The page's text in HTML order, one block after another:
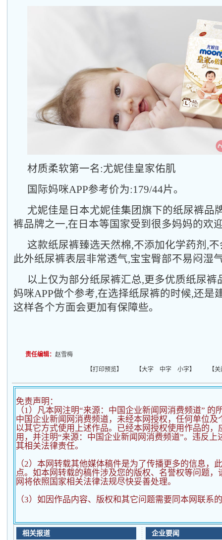
材质柔软第一名:尤妮佳皇家佑肌
国际妈咪APP参考价为:179/44片。
尤妮佳是日本尤妮佳集团旗下的纸尿裤品
裤品牌之一,在日本等国家受到很多妈妈的欢
这款纸尿裤臻选天然棉,不添加化学药剂,
此外纸尿裤表层非常透气,宝宝臀部不易闷湿
以上仅为部分纸尿裤汇总,更多优质纸尿裤
妈咪APP做个参考,在选择纸尿裤的时候,还是
这样各个方面会更加有保障些。
责任编辑： 赵雪梅
【打印预览】 【大字 中字 小字】 【关
免责声明：
（1）凡本网注明“来源：中国企业新闻网消费频道” 的
中国企业新闻网消费频道，未经本网授权，任何单位及
以其它方式使用上述作品。已经本网授权使用作品的，
用，并注明“来源：中国企业新闻网消费频道”。违反上
其相关法律责任。
（2） 本网转载其他媒体稿件是为了传播更多的信息，
点。如本网转载的稿件涉及您的版权、名誉权等问题，
网将依照国家相关法律法规尽快妥善处理。
（3）如因作品内容、版权和其它问题需要同本网联系
相关报道 企业要闻